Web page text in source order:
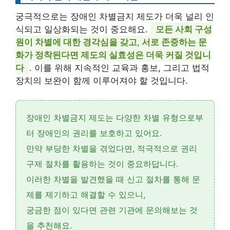
궁극적으로는 장애인 차별금지 제도가 더욱 널리 인
식되고 일상화되는 것이 중요해요.
모든 사회 구성
원이 차별에 대한 경각심을 갖고, 서로 존중하는 문
화가 정착된다면 제도의 실효성은 더욱 커질 것입니
다 . 이를 위해 지속적인 교육과 홍보, 그리고 법적
장치의 보완이 함께 이루어져야 할 것입니다.
장애인 차별금지 제도는 다양한 차별 유형으로부
터 장애인의 권리를 보호하고 있어요.
만약 부당한 차별을 겪었다면, 적극적으로 권리
구제 절차를 활용하는 것이 중요하답니다.
이러한 차별을 발견했을 때 신고 절차를 통해 문
제를 제기하고 해결할 수 있으니,
궁금한 점이 있다면 관련 기관에 문의해보는 것
을 추천해요.